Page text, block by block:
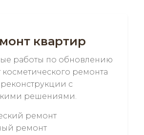
квартир
работы по обновлению
косметического ремонта
с
решениями.
ремонт
ремонт